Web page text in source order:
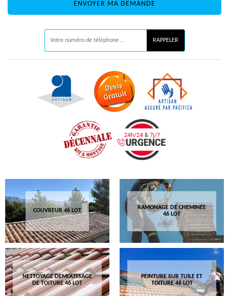
COUVREUR 46 LOT
RAMONAGE DE CHEMINÉE
46 LOT
NETTOYAGE DEMOUSSAGE
DE TOITURE 46 LOT
PEINTURE SUR TUILE ET
TOITURE 46 LOT